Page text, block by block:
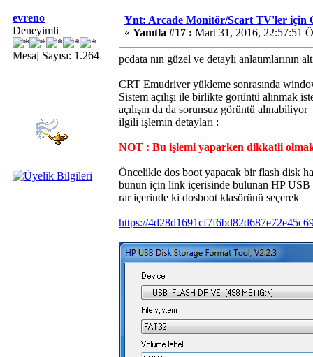
evreno
Deneyimli
Mesaj Sayısı: 1.264
Ynt: Arcade Monitör/Scart TV'ler için
« Yanıtla #17 : Mart 31, 2016, 22:57:51
pcdata nın güzel ve detaylı anlatımlarının
CRT Emudriver yükleme sonrasında
Sistem açılışı ile birlikte görüntü alınmak
açılışın da da sorunsuz görüntü alınabiliyor
ilgili işlemin detayları :
NOT : Bu işlemi yaparken dikkatli
Öncelikle dos boot yapacak bir flash disk
bunun için link içerisinde bulunan HP USB
rar içerinde ki dosboot klasörünü seçerek
https://